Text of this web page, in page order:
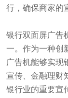
行，确保商家的
银行双面屏广告
一。作为一种创
广告机能够实现
宣传、金融理财
银行业的重要宣